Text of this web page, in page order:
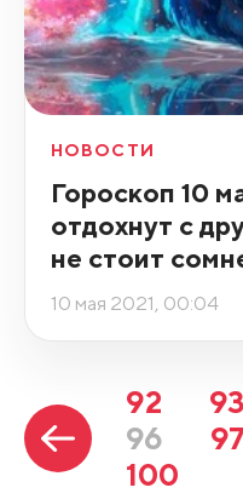
НОВОСТИ
Гороскоп 10
отдохнут с
не стоит
10 мая 2021, 00:04
92 93
96
97
100